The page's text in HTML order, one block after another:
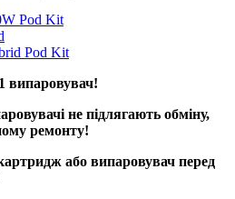
Pod Kit
Pod Kit
випаровувач!
не підлягають обміну,
ремонту!
або випаровувач перед